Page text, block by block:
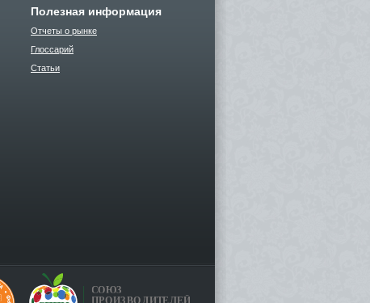
Полезная информация
Отчеты о рынке
Глоссарий
Статьи